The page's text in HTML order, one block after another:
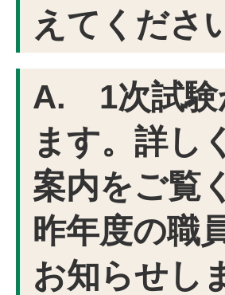
えてくださ
A. 1次試験
ます。詳し
案内をご覧
昨年度の職
お知らせし